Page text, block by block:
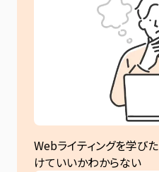
Webライティングを学び
けていいかわからない